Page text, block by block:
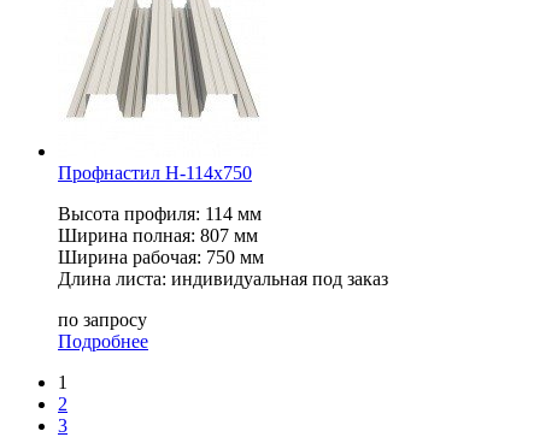
Профнастил Н-114x750
Высота профиля: 114 мм
Ширина полная: 807 мм
Ширина рабочая: 750 мм
Длина листа: индивидуальная под заказ
по запросу
Подробнее
1
2
3